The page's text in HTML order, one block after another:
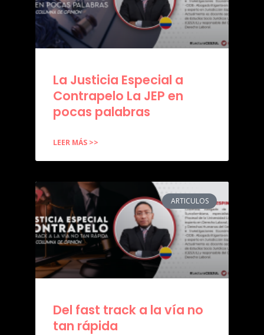
La Justicia Especial a
Contrapelo La JEP en
pocas palabras
LEER MÁS >>
ARTICULOS
Del fast track a la vía no
tan rápida